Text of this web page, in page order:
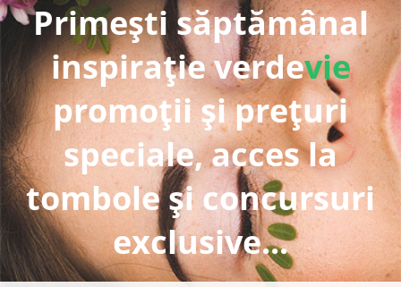
Primești săptămânal
inspirație verdevie
promoții și prețuri
speciale, acces la
tombole și concursuri
exclusive...